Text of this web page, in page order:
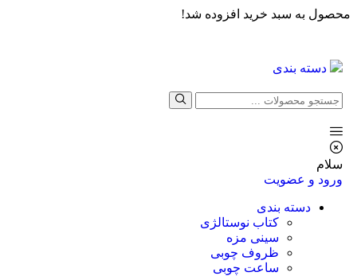
محصول به سبد خرید افزوده شد!
دسته بندی
سلام
ورود و عضویت
دسته بندی
کتاب نوستالژی
سینی مزه
ظروف چوبی
ساعت چوبی